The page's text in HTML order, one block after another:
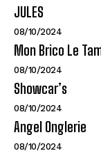
JULES
08/10/2024
Mon Brico Le
08/10/2024
Showcar’s
08/10/2024
Angel Onglerie
08/10/2024